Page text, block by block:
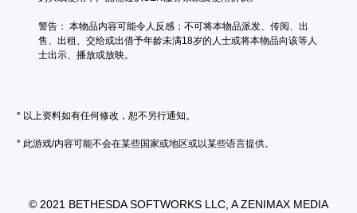
警告： 本物品内容可能令人反感；不可将本物品派发、传阅、出
售、出租、交给或出借予年龄未满18岁的人士或将本物品向该等人
士出示、播放或放映。
* 以上资料如有任何修改，恕不另行通知。
* 此游戏/内容可能不会在某些国家或地区或以某些语言提供。
© 2021 BETHESDA SOFTWORKS LLC, A ZENIMAX MEDIA